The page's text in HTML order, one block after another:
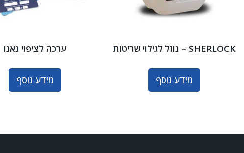
SHERLOCK – נוזל לגילוי שריטות
מידע נוסף
ערכה לציפוי נאנו
מידע נוסף